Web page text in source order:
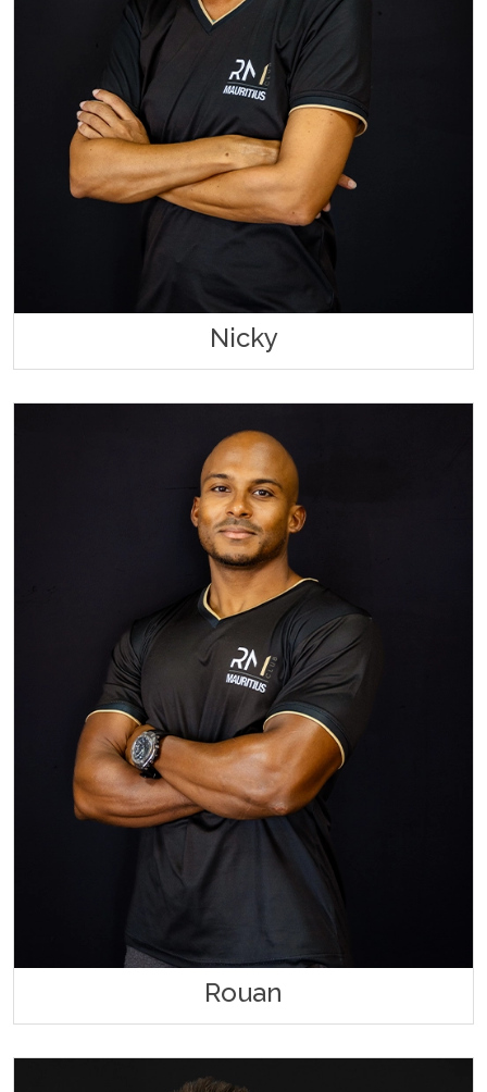
Nicky
Rouan